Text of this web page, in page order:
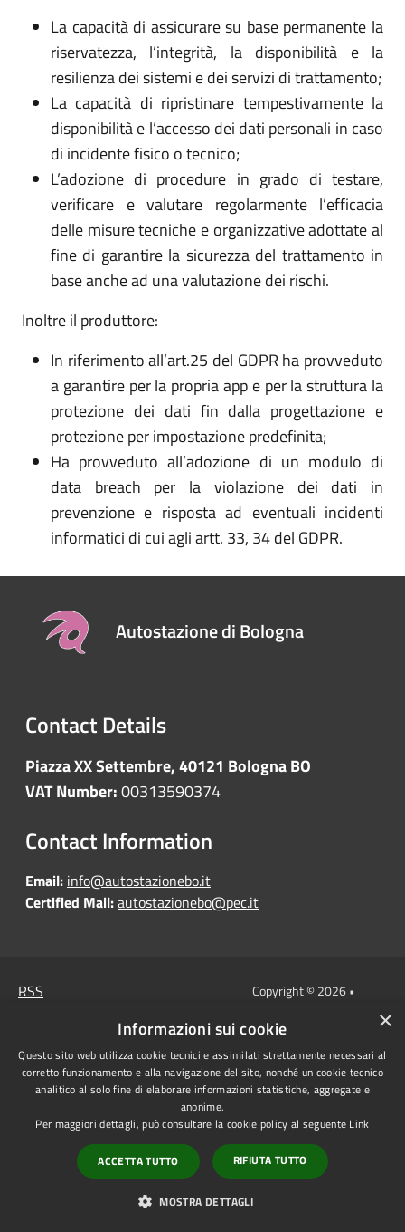
La capacità di assicurare su base permanente la
riservatezza, l’integrità, la disponibilità e la
resilienza dei sistemi e dei servizi di trattamento;
La capacità di ripristinare tempestivamente la
disponibilità e l’accesso dei dati personali in caso
di incidente fisico o tecnico;
L’adozione di procedure in grado di testare,
verificare e valutare regolarmente l’efficacia
delle misure tecniche e organizzative adottate al
fine di garantire la sicurezza del trattamento in
base anche ad una valutazione dei rischi.
Inoltre il produttore:
In riferimento all’art.25 del GDPR ha provveduto
a garantire per la propria app e per la struttura la
protezione dei dati fin dalla progettazione e
protezione per impostazione predefinita;
Ha provveduto all’adozione di un modulo di
data breach per la violazione dei dati in
prevenzione e risposta ad eventuali incidenti
informatici di cui agli artt. 33, 34 del GDPR.
Autostazione di Bologna
Contact Details
Piazza XX Settembre, 40121 Bologna BO
VAT Number:00313590374
Contact Information
Email: info@autostazionebo.it
Certified Mail:autostazionebo@pec.it
RSS
Cookie
Sitemap
Statistics
Whistleblowing
Data protection
Anti-money laundering
Copyright © 2026 •
Admin access
×
Informazioni sui cookie
Questo sito web utilizza cookie tecnici e assimilati strettamente necessari al
corretto funzionamento e alla navigazione del sito, nonché un cookie tecnico
analitico al solo fine di elaborare informazioni statistiche, aggregate e
anonime.
Per maggiori dettagli, può consultare la cookie policy al seguente Link
ACCETTA TUTTO RIFIUTA TUTTO
MOSTRA DETTAGLI